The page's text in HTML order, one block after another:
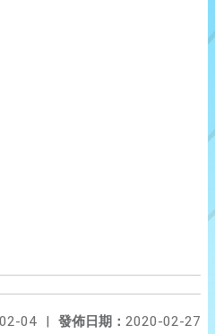
發佈日期： 2020-02-27
04
|